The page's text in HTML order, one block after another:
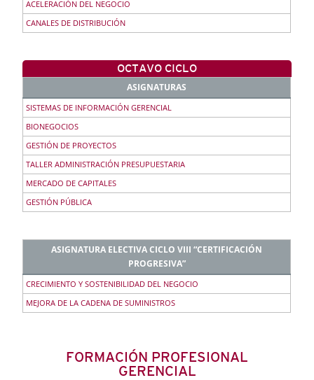
ACELERACIÓN DEL NEGOCIO
CANALES DE DISTRIBUCIÓN
OCTAVO CICLO
ASIGNATURAS
SISTEMAS DE INFORMACIÓN GERENCIAL
BIONEGOCIOS
GESTIÓN DE PROYECTOS
TALLER ADMINISTRACIÓN PRESUPUESTARIA
MERCADO DE CAPITALES
GESTIÓN PÚBLICA
ASIGNATURA ELECTIVA CICLO VIII “CERTIFICACIÓN
PROGRESIVA”
CRECIMIENTO Y SOSTENIBILIDAD DEL NEGOCIO
MEJORA DE LA CADENA DE SUMINISTROS
FORMACIÓN PROFESIONAL
GERENCIAL